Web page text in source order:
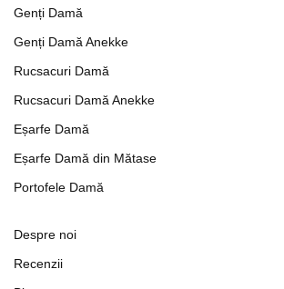
Genți Damă
Genți Damă Anekke
Rucsacuri Damă
Rucsacuri Damă Anekke
Eșarfe Damă
Eșarfe Damă din Mătase
Portofele Damă
Despre noi
Recenzii